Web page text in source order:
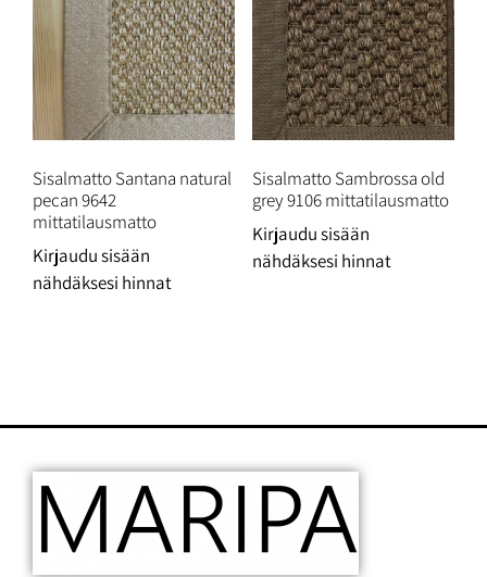
Sisalmatto Santana natural
pecan 9642
mittatilausmatto
Kirjaudu sisään
nähdäksesi hinnat
Sisalmatto Sambrossa old
grey 9106 mittatilausmatto
Kirjaudu sisään
nähdäksesi hinnat